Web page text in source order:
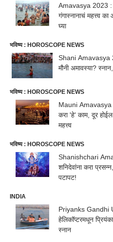
Amavasya 2023 :
गंगास्नानाचं महत्त्व
घ्या
भविष्य : HOROSCOPE NEWS
Shani Amavasya
मौनी अमावस्या?
भविष्य : HOROSCOPE NEWS
Mauni Amavasya
करा 'हे' काम, दूर
महत्त्व
भविष्य : HOROSCOPE NEWS
Shanishchari
शनिदेवांना करा
पटापट!
INDIA
Priyanks Gandhi
हेलिकॉप्टरमधून
स्नान